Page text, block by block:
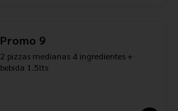
Promo 9
2 pizzas medianas 4 ingredientes +
bebida 1.5lts